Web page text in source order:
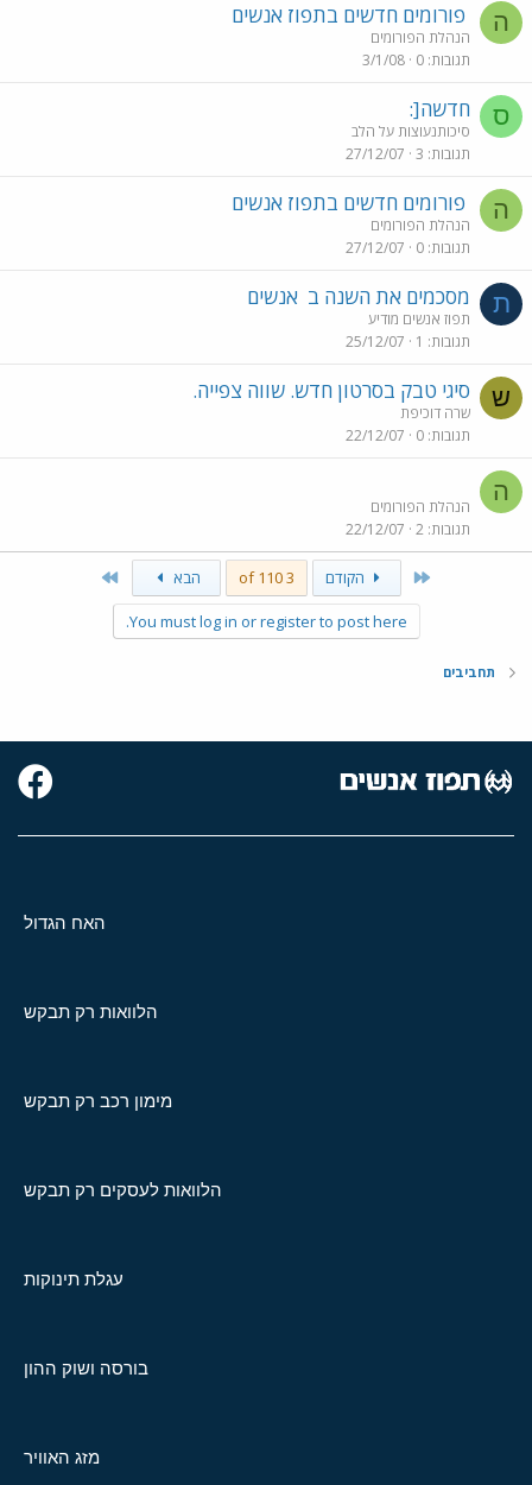
ה פורומים חדשים בתפוז אנשים
הנהלת הפורומים
תגובות 0
3/1/08
ס חדשה[:
סיכותנעוצות על הלב
תגובות 3
27/12/07
ה פורומים חדשים בתפוז אנשים
הנהלת הפורומים
תגובות 0
27/12/07
ת מסכמים את השנה ב אנשים
תפוז אנשים מודיע
תגובות 1
25/12/07
ש סיגי טבק בסרטון חדש. שווה צפייה.
שרה דוכיפת
תגובות 0
22/12/07
ה
הנהלת הפורומים
תגובות 2
22/12/07
First הקודם 3 of 110 הבא
You must log in or register to post here.
תחביבים
האח הגדול
הלוואות רק תבקש
מימון רכב רק תבקש
הלוואות לעסקים רק תבקש
עגלת תינוקות
בורסה ושוק ההון
מזג האוויר